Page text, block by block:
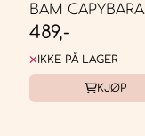
BAM CAPYBARA
16CM
489,-
IKKE PÅ LAGER
KJØP